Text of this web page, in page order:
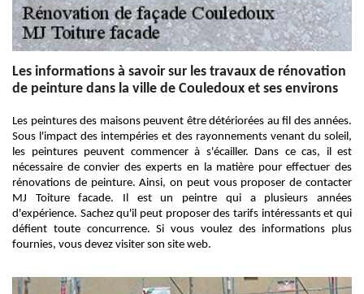
Les informations à savoir sur les travaux de rénovation
de peinture dans la ville de Couledoux et ses environs
Les peintures des maisons peuvent être détériorées au fil des années.
Sous l'impact des intempéries et des rayonnements venant du soleil,
les peintures peuvent commencer à s'écailler. Dans ce cas, il est
nécessaire de convier des experts en la matière pour effectuer des
rénovations de peinture. Ainsi, on peut vous proposer de contacter
MJ Toiture facade. Il est un peintre qui a plusieurs années
d'expérience. Sachez qu'il peut proposer des tarifs intéressants et qui
défient toute concurrence. Si vous voulez des informations plus
fournies, vous devez visiter son site web.